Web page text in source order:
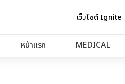
เว็บไซต์ Ignite
หน้าแรก MEDICAL